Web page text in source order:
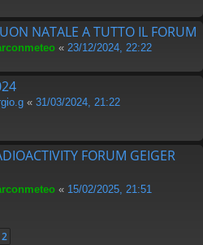
NATALE A TUTTO IL FORUM
« 23/12/2024, 22:22
« 31/03/2024, 21:22
FORUM GEIGER
« 15/02/2025, 21:51